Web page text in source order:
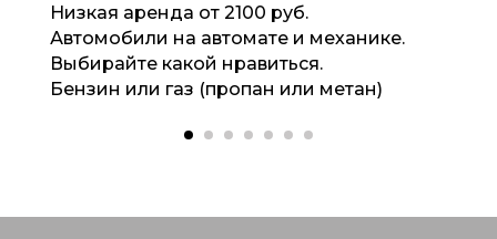
Низкая аренда от 2100 руб.
Автомобили на автомате и механике.
Выбирайте какой нравиться.
Бензин или газ (пропан или метан)